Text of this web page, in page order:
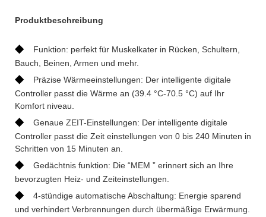
Produktbeschreibung
◆
Funktion: perfekt für Muskelkater in Rücken, Schultern,
Bauch, Beinen, Armen und mehr.
◆
Präzise Wärmeeinstellungen: Der intelligente digitale
Controller passt die Wärme an (39.4 °C-70.5 °C) auf Ihr
Komfort niveau.
◆
Genaue ZEIT-Einstellungen: Der intelligente digitale
Controller passt die Zeit einstellungen von 0 bis 240 Minuten in
Schritten von 15 Minuten an.
◆
Gedächtnis funktion: Die “MEM ” erinnert sich an Ihre
bevorzugten Heiz- und Zeiteinstellungen.
◆
4-stündige automatische Abschaltung: Energie sparend
und verhindert Verbrennungen durch übermäßige Erwärmung.